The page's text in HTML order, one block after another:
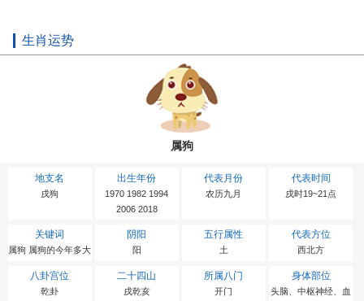
生肖运势
属狗
地支名
戌狗
出生年份
1970 1982 1994
2006 2018
代表月份
农历九月
代表时间
戌时19~21点
关键词
属狗 属狗的今年多大
阴阳
阳
五行属性
土
代表方位
西北方
八卦宫位
乾卦
二十四山
戌乾亥
所属八门
开门
身体部位
头脑、中枢神经、血